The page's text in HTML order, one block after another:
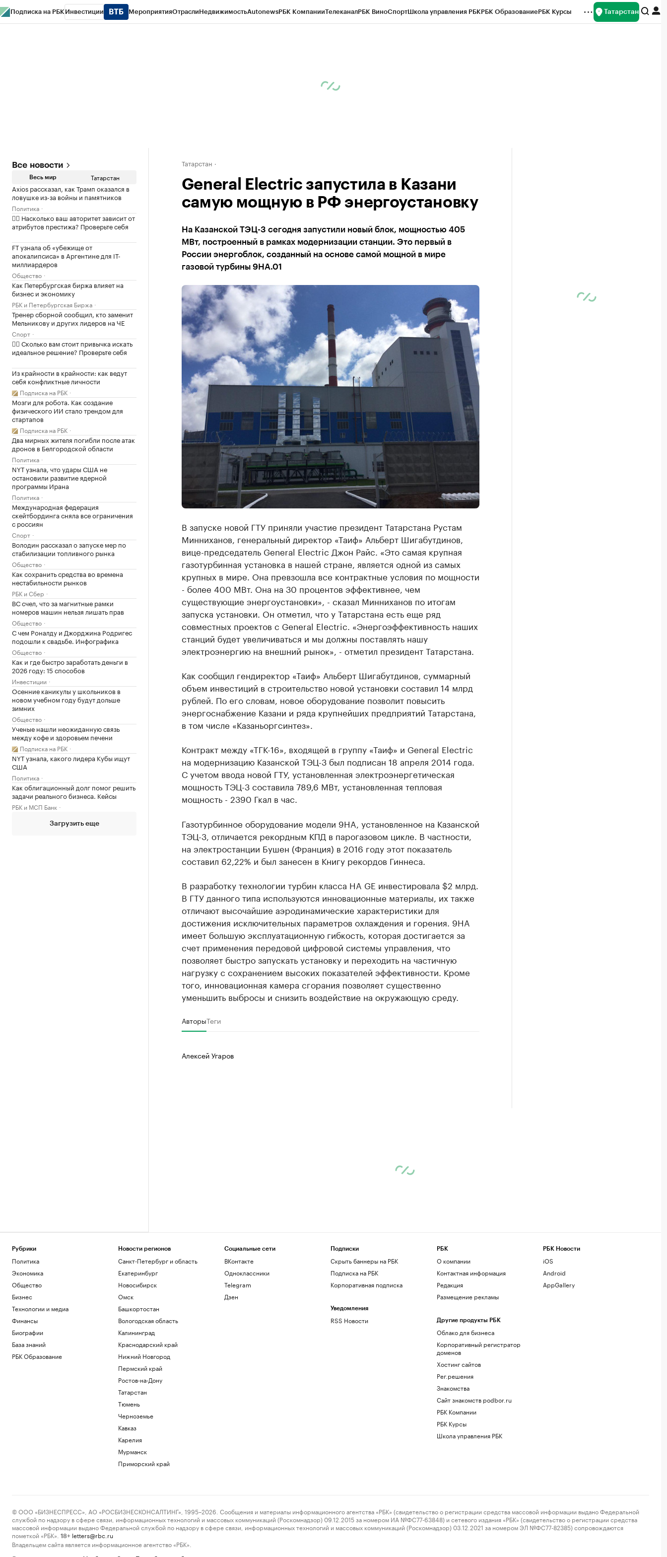
Подписка на РБК Инвестиции МероприятияОтраслиНедвижимостьAutonewsРБК КомпанииТелеканалРБК ВиноСпортШкола управления РБКРБК ОбразованиеРБК Курсы Татарстан
Все новости
Весь мир Татарстан
Axios рассказал, как Трамп оказался в
ловушке из-за войны и памятников
Политика
✍🏻 Насколько ваш авторитет зависит от
атрибутов престижа? Проверьте себя
FT узнала об «убежище от
апокалипсиса» в Аргентине для IT-
миллиардеров
Общество
Как Петербургская биржа влияет на
бизнес и экономику
РБК и Петербургская Биржа
Тренер сборной сообщил, кто заменит
Мельникову и других лидеров на ЧЕ
Спорт
✍🏻 Сколько вам стоит привычка искать
идеальное решение? Проверьте себя
Из крайности в крайности: как ведут
себя конфликтные личности
Подписка на РБК
Мозги для робота. Как создание
физического ИИ стало трендом для
стартапов
Подписка на РБК
Два мирных жителя погибли после атак
дронов в Белгородской области
Политика
NYT узнала, что удары США не
остановили развитие ядерной
программы Ирана
Политика
Международная федерация
скейтбординга сняла все ограничения
с россиян
Спорт
Володин рассказал о запуске мер по
стабилизации топливного рынка
Общество
Как сохранить средства во времена
нестабильности рынков
РБК и Сбер
ВС счел, что за магнитные рамки
номеров машин нельзя лишать прав
Общество
С чем Роналду и Джорджина Родригес
подошли к свадьбе. Инфографика
Общество
Как и где быстро заработать деньги в
2026 году: 15 способов
Инвестиции
Осенние каникулы у школьников в
новом учебном году будут дольше
зимних
Общество
Ученые нашли неожиданную связь
между кофе и здоровьем печени
Подписка на РБК
NYT узнала, какого лидера Кубы ищут
США
Политика
Как облигационный долг помог решить
задачи реального бизнеса. Кейсы
РБК и МСП Банк
Загрузить еще
Татарстан
General Electric запустила в Казани
самую мощную в РФ энергоустановку
На Казанской ТЭЦ-3 сегодня запустили новый блок, мощностью 405
МВт, построенный в рамках модернизации станции. Это первый в
России энергоблок, созданный на основе самой мощной в мире
газовой турбины 9HA.01
В запуске новой ГТУ приняли участие президент Татарстана Рустам
Минниханов, генеральный директор «Таиф» Альберт Шигабутдинов,
вице-председатель General Electric Джон Райс. «Это самая крупная
газотурбинная установка в нашей стране, является одной из самых
крупных в мире. Она превзошла все контрактные условия по мощности
- более 400 МВт. Она на 30 процентов эффективнее, чем
существующие энергоустановки», - сказал Минниханов по итогам
запуска установки. Он отметил, что у Татарстана есть еще ряд
совместных проектов с General Electric. «Энергоэффективность наших
станций будет увеличиваться и мы должны поставлять нашу
электроэнергию на внешний рынок», - отметил президент Татарстана.
Как сообщил гендиректор «Таиф» Альберт Шигабутдинов, суммарный
объем инвестиций в строительство новой установки составил 14 млрд
рублей. По его словам, новое оборудование позволит повысить
энергоснабжение Казани и ряда крупнейших предприятий Татарстана,
в том числе «Казаньоргсинтез».
Контракт между «ТГК-16», входящей в группу «Таиф» и General Electric
на модернизацию Казанской ТЭЦ-3 был подписан 18 апреля 2014 года.
С учетом ввода новой ГТУ, установленная электроэнергетическая
мощность ТЭЦ-3 составила 789,6 МВт, установленная тепловая
мощность - 2390 Гкал в час.
Газотурбинное оборудование модели 9HA, установленное на Казанской
ТЭЦ-3, отличается рекордным КПД в парогазовом цикле. В частности,
на электростанции Бушен (Франция) в 2016 году этот показатель
составил 62,22% и был занесен в Книгу рекордов Гиннеса.
В разработку технологии турбин класса HA GE инвестировала $2 млрд.
В ГТУ данного типа используются инновационные материалы, их также
отличают высочайшие аэродинамические характеристики для
достижения исключительных параметров охлаждения и горения. 9HA
имеет большую эксплуатационную гибкость, которая достигается за
счет применения передовой цифровой системы управления, что
позволяет быстро запускать установку и переходить на частичную
нагрузку с сохранением высоких показателей эффективности. Кроме
того, инновационная камера сгорания позволяет существенно
уменьшить выбросы и снизить воздействие на окружающую среду.
АвторыТеги
Алексей Угаров
Рубрики
Политика
Экономика
Общество
Бизнес
Технологии и медиа
Финансы
Биографии
База знаний
РБК Образование
Новости регионов
Санкт-Петербург и область
Екатеринбург
Новосибирск
Омск
Башкортостан
Вологодская область
Калининград
Краснодарский край
Нижний Новгород
Пермский край
Ростов-на-Дону
Татарстан
Тюмень
Черноземье
Кавказ
Карелия
Мурманск
Приморский край
Социальные сети
ВКонтакте
Одноклассники
Telegram
Дзен
Подписки
Скрыть баннеры на РБК
Подписка на РБК
Корпоративная подписка
Уведомления
RSS Новости
РБК
О компании
Контактная информация
Редакция
Размещение рекламы
Другие продукты РБК
Облако для бизнеса
Корпоративный регистратор
доменов
Хостинг сайтов
Рег.решения
Знакомства
Сайт знакомств podbor.ru
РБК Компании
РБК Курсы
Школа управления РБК
РБК Новости
iOS
Android
AppGallery
© ООО «БИЗНЕСПРЕСС», АО «РОСБИЗНЕСКОНСАЛТИНГ», 1995–2026. Сообщения и материалы информационного агентства «РБК» (свидетельство о регистрации средства массовой информации выдано Федеральной
службой по надзору в сфере связи, информационных технологий и массовых коммуникаций (Роскомнадзор) 09.12.2015 за номером ИА №ФС77-63848) и сетевого издания «РБК» (свидетельство о регистрации средства
массовой информации выдано Федеральной службой по надзору в сфере связи, информационных технологий и массовых коммуникаций (Роскомнадзор) 03.12.2021 за номером ЭЛ №ФС77-82385) сопровождаются
пометкой «РБК».
18+ letters@rbc.ru
Владельцем сайта является информационное агентство «РБК».